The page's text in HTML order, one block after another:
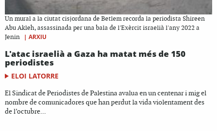
Un mural a la ciutat cisjordana de Betlem recorda la periodista Shireen
Abu Akleh, assassinada per una bala de l'Exèrcit israelià l'any 2022 a
Jenin
| ARXIU
L'atac israelià a Gaza ha matat més de 150
periodistes
ELOI LATORRE
El Sindicat de Periodistes de Palestina avalua en un centenar i mig el
nombre de comunicadores que han perdut la vida violentament des
de l’octubre...